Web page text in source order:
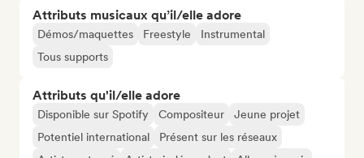
Attributs musicaux qu’il/elle adore
Démos/maquettes Freestyle
Instrumental
Tous supports
Attributs qu'il/elle adore
Disponible sur Spotify Compositeur
Jeune projet
Potentiel international
Présent sur les réseaux